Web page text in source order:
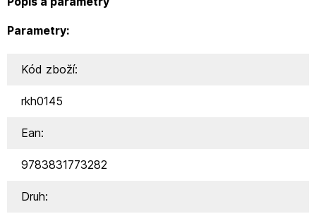
Parametry:
Kód zboží:
rkh0145
Ean:
9783831773282
Druh: